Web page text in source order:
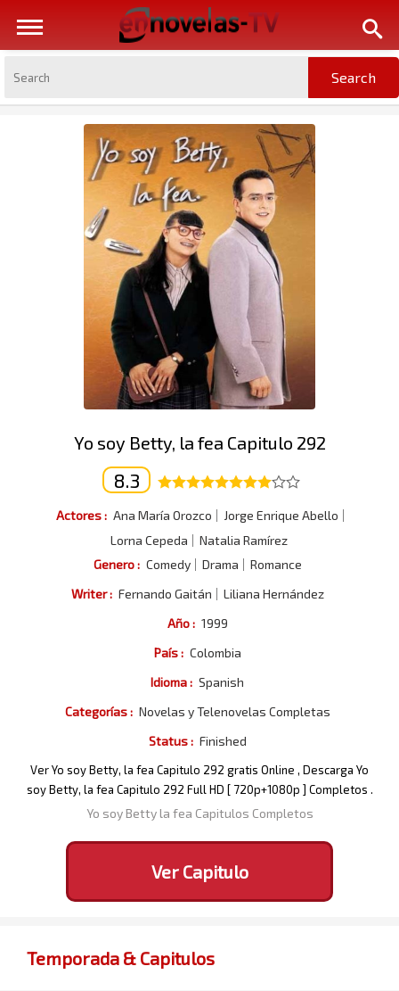
Yo soy Betty, la fea Capitulo 292
8.3
Actores : Ana María Orozco
Jorge Enrique Abello
Lorna Cepeda
Natalia Ramírez
Genero : Comedy Drama
Romance
Writer : Fernando Gaitán
Liliana Hernández
Año : 1999
País : Colombia
Idioma : Spanish
Categorías : Novelas y Telenovelas Completas
Status : Finished
Ver Yo soy Betty, la fea Capitulo 292 gratis Online , Descarga Yo
soy Betty, la fea Capitulo 292 Full HD [ 720p+1080p ] Completos .
Yo soy Betty la fea Capitulos Completos
Ver Capitulo
Temporada & Capitulos